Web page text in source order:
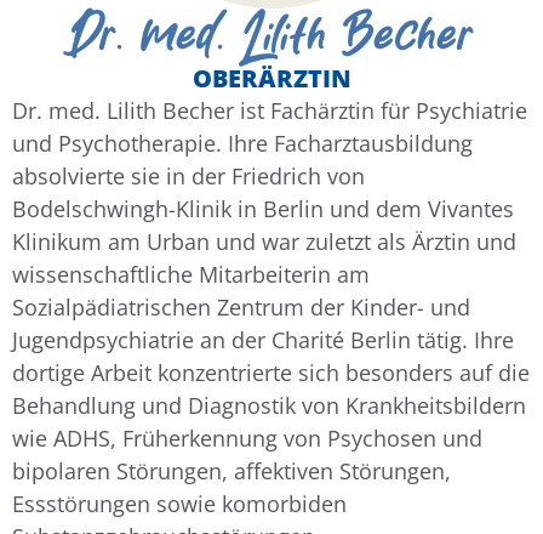
Dr. med. Lilith Becher
OBERÄRZTIN
Dr. med. Lilith Becher ist Fachärztin für Psychiatrie
und Psychotherapie. Ihre Facharztausbildung
absolvierte sie in der Friedrich von
Bodelschwingh-Klinik in Berlin und dem Vivantes
Klinikum am Urban und war zuletzt als Ärztin und
wissenschaftliche Mitarbeiterin am
Sozialpädiatrischen Zentrum der Kinder- und
Jugendpsychiatrie an der Charité Berlin tätig. Ihre
dortige Arbeit konzentrierte sich besonders auf die
Behandlung und Diagnostik von Krankheitsbildern
wie ADHS, Früherkennung von Psychosen und
bipolaren Störungen, affektiven Störungen,
Essstörungen sowie komorbiden